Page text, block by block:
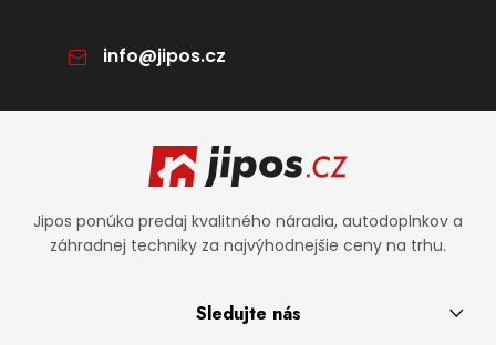
info@jipos.cz
Jipos ponúka predaj kvalitného náradia, autodoplnkov a
záhradnej techniky za najvýhodnejšie ceny na trhu.
Sledujte nás